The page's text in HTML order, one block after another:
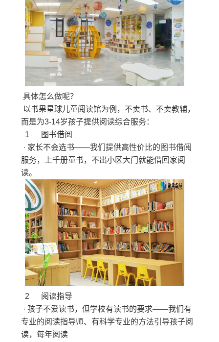
具体怎么做呢？
以书果星球儿童阅读馆为例，不卖书、不卖教辅，
而是为3-14岁孩子提供阅读综合服务：
1 图书借阅
· 家长不会选书——我们提供高性价比的图书借阅
服务，上千册童书，不出小区大门就能借回家阅
读。
2 阅读指导
· 孩子不爱读书，但学校有读书的要求——我们有
专业的阅读指导师、有科学专业的方法引导孩子阅
读，每年阅读